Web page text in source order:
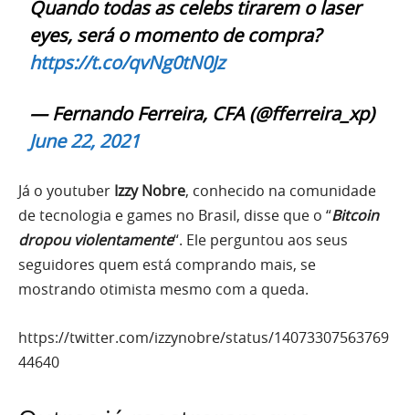
Quando todas as celebs tirarem o laser
eyes, será o momento de compra?
https://t.co/qvNg0tN0Jz
— Fernando Ferreira, CFA (@fferreira_xp)
June 22, 2021
Já o youtuber Izzy Nobre, conhecido na comunidade
de tecnologia e games no Brasil, disse que o “Bitcoin
dropou violentamente“. Ele perguntou aos seus
seguidores quem está comprando mais, se
mostrando otimista mesmo com a queda.
https://twitter.com/izzynobre/status/14073307563769
44640